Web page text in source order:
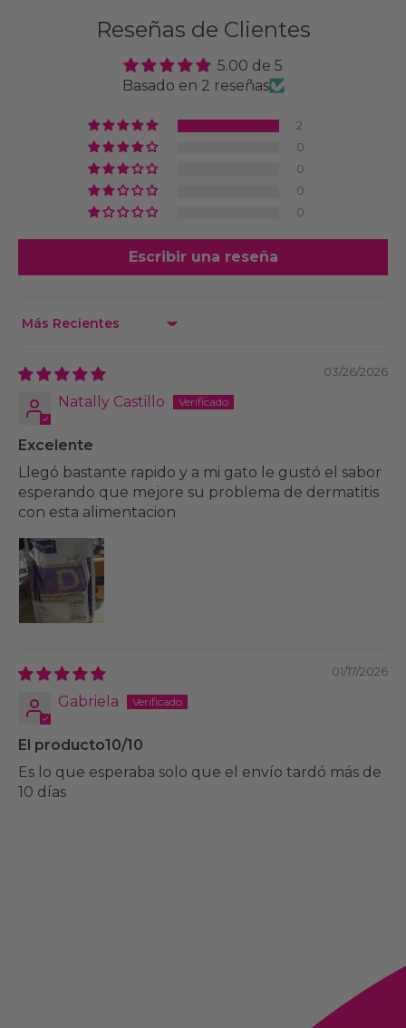
Reseñas de Clientes
5.00 de 5
Basado en 2 reseñas
2
0
0
0
0
Escribir una reseña
Sort by
03/26/2026
Natally Castillo
Excelente
Llegó bastante rapido y a mi gato le gustó el sabor
esperando que mejore su problema de dermatitis
con esta alimentacion
01/17/2026
Gabriela
El producto10/10
Es lo que esperaba solo que el envío tardó más de
10 días